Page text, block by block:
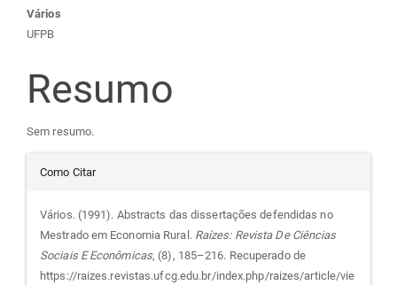
Conteúdo
do
artigo
principal
Vários
UFPB
Resumo
Sem resumo.
Detalhes
do
artigo
Como Citar
Vários. (1991). Abstracts das dissertações defendidas no
Mestrado em Economia Rural. Raízes: Revista De Ciências
Sociais E Econômicas, (8), 185–216. Recuperado de
https://raizes.revistas.ufcg.edu.br/index.php/raizes/article/vie